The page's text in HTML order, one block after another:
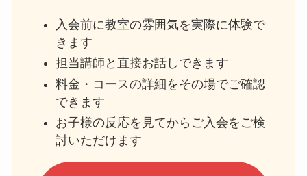
入会前に教室の雰囲気を実際に体験で
きます
担当講師と直接お話しできます
料金・コースの詳細をその場でご確認
できます
お子様の反応を見てからご入会をご検
討いただけます